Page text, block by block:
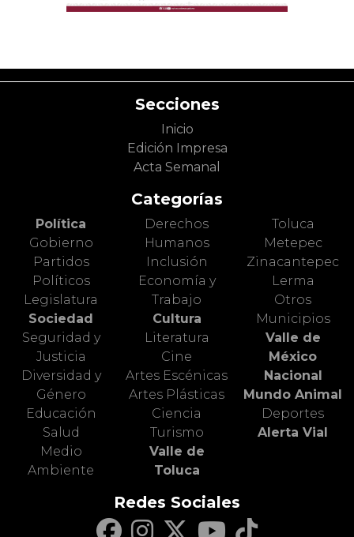
Secciones
Inicio
Edición Impresa
Acta Semanal
Categorías
Política
Gobierno
Partidos
Políticos
Legislatura
Sociedad
Seguridad y
Justicia
Diversidad y
Género
Educación
Salud
Medio
Ambiente
Derechos
Humanos
Inclusión
Economía y
Trabajo
Cultura
Literatura
Cine
Artes Escénicas
Artes Plásticas
Ciencia
Turismo
Valle de
Toluca
Toluca
Metepec
Zinacantepec
Lerma
Otros
Municipios
Valle de
México
Nacional
Mundo Animal
Deportes
Alerta Vial
Redes Sociales